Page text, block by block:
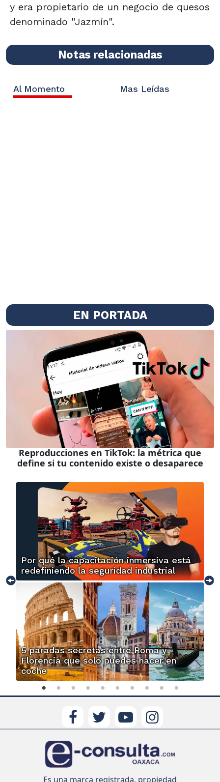
y era propietario de un negocio de quesos
denominado "Jazmín".
Notas relacionadas
Al Momento Mas Leídas
EN PORTADA
Reproducciones en TikTok: la métrica que
define si tu contenido existe o desaparece
Por qué la capacitación inmersiva está
redefiniendo la seguridad industrial
5 paradas secretas entre Roma y
Florencia que solo puedes hacer en
coche
Es una marca registrada, propiedad